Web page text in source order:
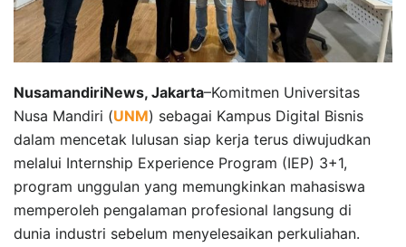
NusamandiriNews, Jakarta–Komitmen Universitas
Nusa Mandiri (UNM) sebagai Kampus Digital Bisnis
dalam mencetak lulusan siap kerja terus diwujudkan
melalui Internship Experience Program (IEP) 3+1,
program unggulan yang memungkinkan mahasiswa
memperoleh pengalaman profesional langsung di
dunia industri sebelum menyelesaikan perkuliahan.